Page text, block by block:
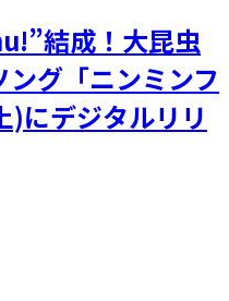
結成！大昆虫
グ「ニンミンフ
)にデジタルリリ